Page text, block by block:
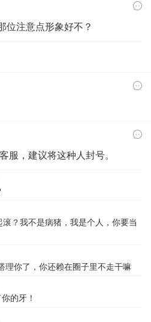
位注意点形象好不？
服，建议将这种人封号。
？我不是病猪，我是个人，你要当
理你了，你还赖在圈子里不走干嘛
的牙！